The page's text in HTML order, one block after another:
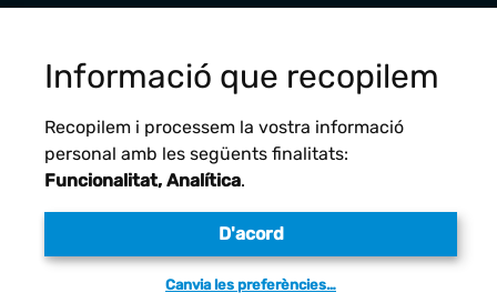
Informació que recopilem
Recopilem i processem la vostra informació
personal amb les següents finalitats:
Funcionalitat, Analítica.
D'acord
Canvia les preferències…